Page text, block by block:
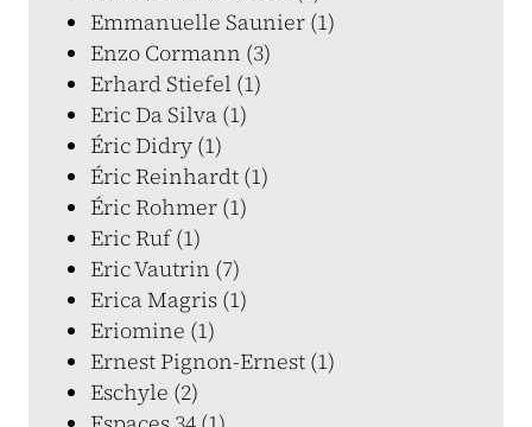
Emmanuelle Saunier (1)
Enzo Cormann (3)
Erhard Stiefel (1)
Eric Da Silva (1)
Éric Didry (1)
Éric Reinhardt (1)
Éric Rohmer (1)
Eric Ruf (1)
Eric Vautrin (7)
Erica Magris (1)
Eriomine (1)
Ernest Pignon-Ernest (1)
Eschyle (2)